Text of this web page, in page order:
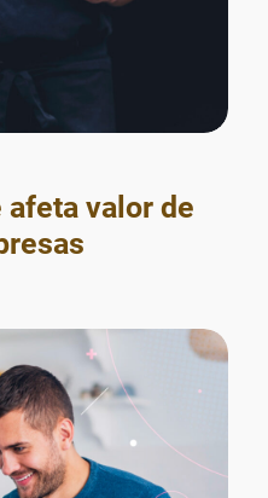
afeta valor de